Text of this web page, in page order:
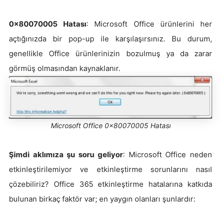
0x80070005 Hatası: Microsoft Office ürünlerini her
açtığınızda bir pop-up ile karşılaşırsınız. Bu durum,
genellikle Office ürünlerinizin bozulmuş ya da zarar
görmüş olmasından kaynaklanır.
Microsoft Office 0x80070005 Hatası
Şimdi aklımıza şu soru geliyor: Microsoft Office neden
etkinleştirilemiyor ve etkinleştirme sorunlarını nasıl
çözebiliriz? Office 365 etkinleştirme hatalarına katkıda
bulunan birkaç faktör var; en yaygın olanları şunlardır: